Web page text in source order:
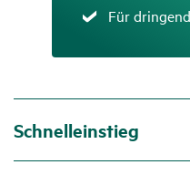
Zutreffend
Für
Schnelleinstieg